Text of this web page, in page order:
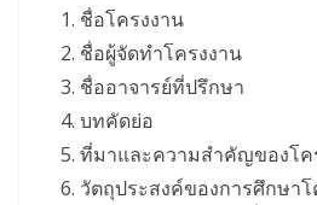
ชื่อโครงงาน
ชื่อผู้จัดทำโครงงาน
ชื่ออาจารย์ที่ปรึกษา
บทคัดย่อ
ที่มาและความสำคัญของโค
วัตถุประสงค์ของการศึกษาโ